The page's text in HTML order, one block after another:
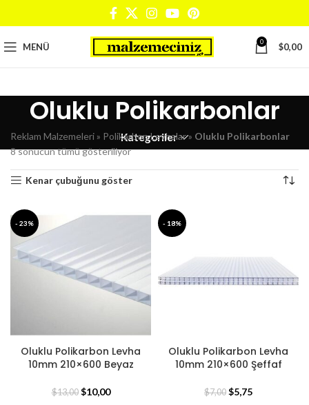
MENÜ 0 $0,00
Oluklu Polikarbonlar
Kategoriler
Reklam Malzemeleri » Polikarbon Levhalar» Oluklu Polikarbonlar
8 sonucun tümü gösteriliyor
Kenar çubuğunu göster
- 23%
Oluklu Polikarbon Levha
10mm 210×600 Beyaz
$13,00 $10,00
- 18%
Oluklu Polikarbon Levha
10mm 210×600 Şeffaf
$7,00 $5,75